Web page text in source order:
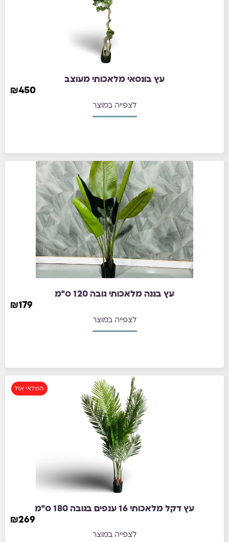
עץ בונסאי מלאכותי מעוצב
₪450
לצפייה במוצר
עץ בננה מלאכותי גובה 120 ס"מ
₪179
לצפייה במוצר
המלאי אזל
עץ דקל מלאכותי 16 ענפים בגובה 180 ס"מ
₪269
לצפייה במוצר